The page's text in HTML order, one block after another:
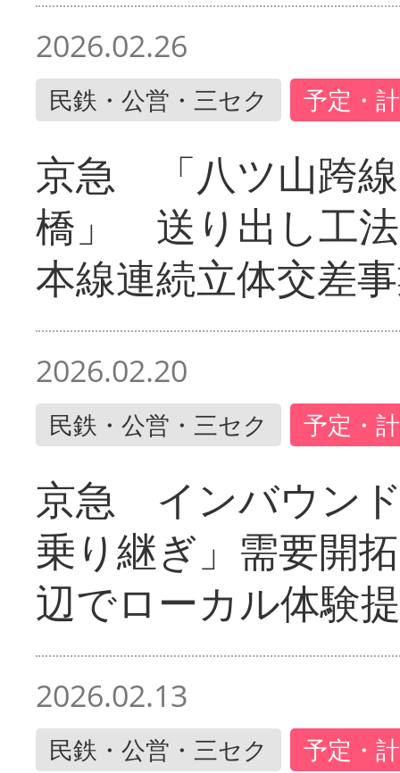
2026.02.26
民鉄・公営・三セク 予定・
京急 「八ツ山跨
橋」 送り出し工
本線連続立体交差
2026.02.20
民鉄・公営・三セク 予定・
京急 インバウン
乗り継ぎ」需要開
辺でローカル体験
2026.02.13
民鉄・公営・三セク 予定・